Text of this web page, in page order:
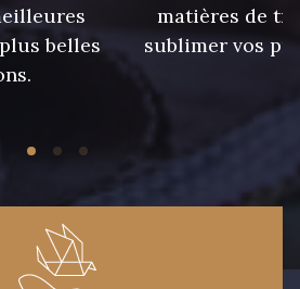
belles
matières de
sublimer vos